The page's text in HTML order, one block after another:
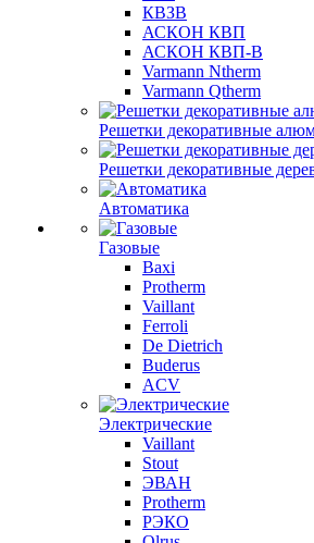
КВЗВ
АСКОН КВП
АСКОН КВП-В
Varmann Ntherm
Varmann Qtherm
Решетки декоративные
Решетки декоративные
Автоматика
Газовые
Baxi
Protherm
Vaillant
Ferroli
De Dietrich
Buderus
ACV
Электрические
Vaillant
Stout
ЭВАН
Protherm
РЭКО